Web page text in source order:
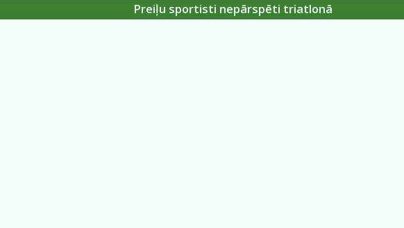
Preiļu sportisti nepārspēti triatlonā